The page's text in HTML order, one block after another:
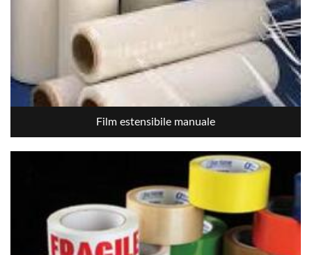
Film estensibile manuale